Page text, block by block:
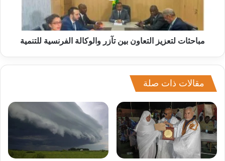
مباحثات لتعزيز التعاون بين تآزر والوكالة الفرنسية للتنمية
مقالات ذات صلة